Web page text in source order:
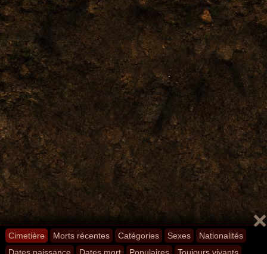
Cimetière Morts récentes Catégories Sexes
Nationalités